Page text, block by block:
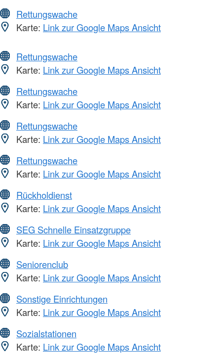
Rettungswache
Karte: Link zur Google Maps Ansicht
Rettungswache
Karte: Link zur Google Maps Ansicht
Rettungswache
Karte: Link zur Google Maps Ansicht
Rettungswache
Karte: Link zur Google Maps Ansicht
Rettungswache
Karte: Link zur Google Maps Ansicht
Rückholdienst
Karte: Link zur Google Maps Ansicht
SEG Schnelle Einsatzgruppe
Karte: Link zur Google Maps Ansicht
Seniorenclub
Karte: Link zur Google Maps Ansicht
Sonstige Einrichtungen
Karte: Link zur Google Maps Ansicht
Sozialstationen
Karte: Link zur Google Maps Ansicht